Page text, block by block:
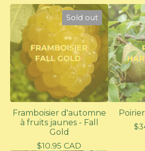
Sold out
Framboisier d'automne
à fruits jaunes - Fall
Gold
$10.95 CAD
$